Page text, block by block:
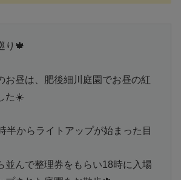
り🍁
お昼は、肥後細川庭園でお昼の紅
た☀️
半からライトアップが始まった目
並んで整理券をもらい18時に入場